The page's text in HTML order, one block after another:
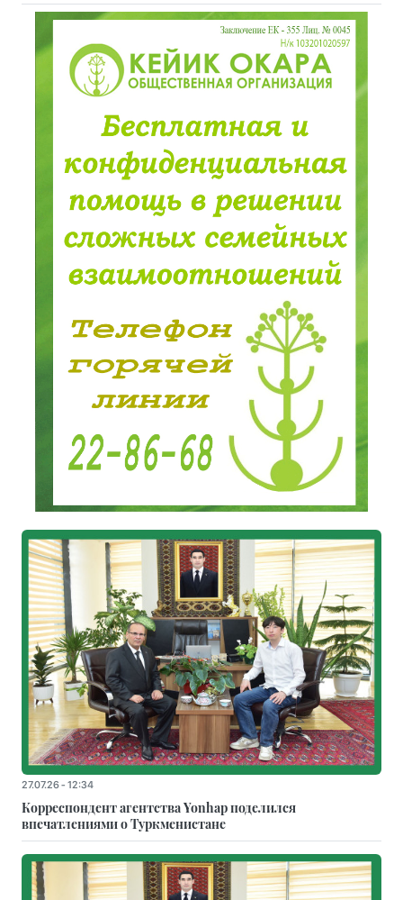
27.07.26 - 12:34
Корреспондент агентства Yonhap поделился
впечатлениями о Туркменистане